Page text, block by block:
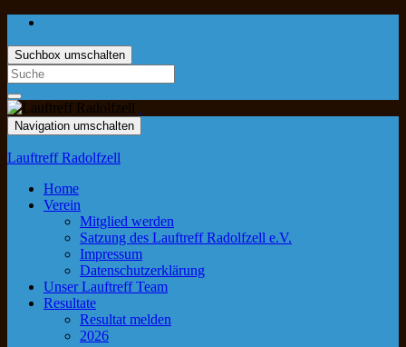
Suchbox umschalten
Navigation umschalten
Lauftreff Radolfzell
Home
Verein
Mitglied werden
Satzung des Lauftreff Radolfzell e.V.
Impressum
Datenschutzerklärung
Unser Lauftreff Team
Resultate
Resultat melden
2026